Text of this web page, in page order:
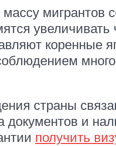
увеличивать
коренные
страны
документов и
получить